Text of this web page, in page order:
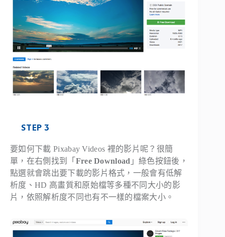
STEP 3
要如何下載 Pixabay Videos 裡的影片呢？很簡
單，在右側找到「 Free Download 」綠色按鈕後，
點選就會跳出要下載的影片格式，一般會有低解
析度、HD 高畫質和原始檔等多種不同大小的影
片，依照解析度不同也有不一樣的檔案大小。